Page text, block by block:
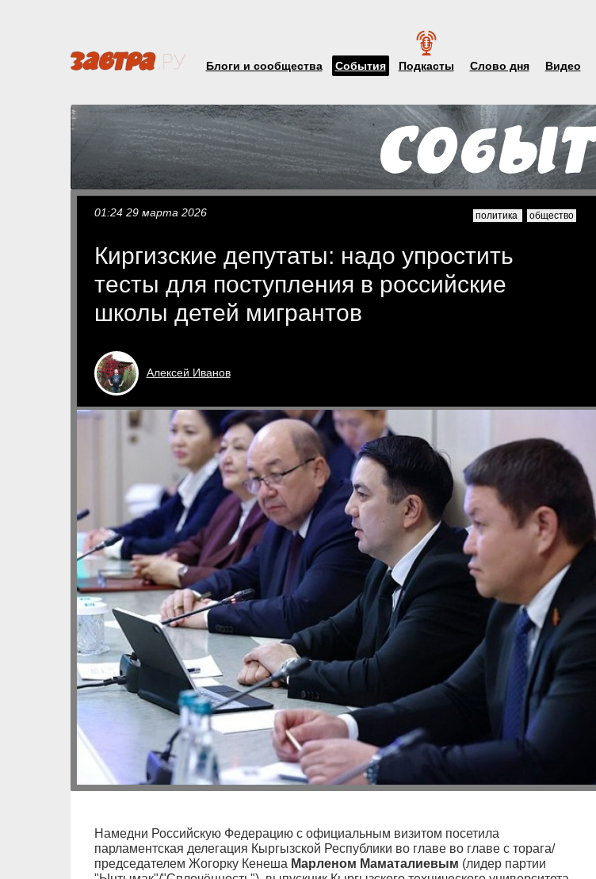
Блоги и сообщества События Подкасты Слово дня Видео
01:24 29 марта 2026 политика общество
Киргизские депутаты: надо упростить
тесты для поступления в российские
школы детей мигрантов
Алексей Иванов
Намедни Российскую Федерацию с официальным визитом посетила
парламентская делегация Кыргызской Республики во главе во главе с торага/
председателем Жогорку Кенеша Марленом Маматалиевым (лидер партии